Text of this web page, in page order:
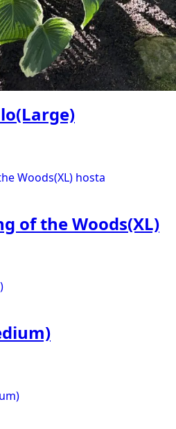
of the Woods(XL)